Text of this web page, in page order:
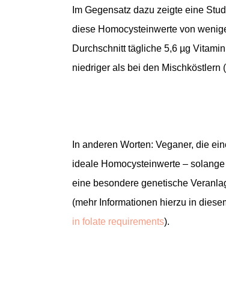
Im Gegensatz dazu zeigte eine
diese Homocysteinwerte von
Durchschnitt tägliche 5,6 µg
niedriger als bei den Mischköstlern (
In anderen Worten: Veganer, die
ideale Homocysteinwerte –
eine besondere genetische
(mehr Informationen hierzu in
in folate requirements).